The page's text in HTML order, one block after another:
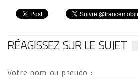
RÉAGISSEZ SUR LE SUJET
Votre nom ou pseudo :